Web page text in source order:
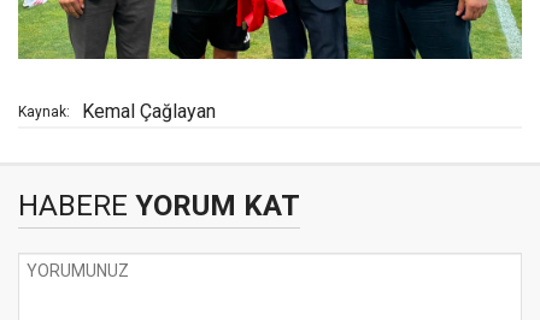
Kaynak: Kemal Çağlayan
HABERE YORUM KAT